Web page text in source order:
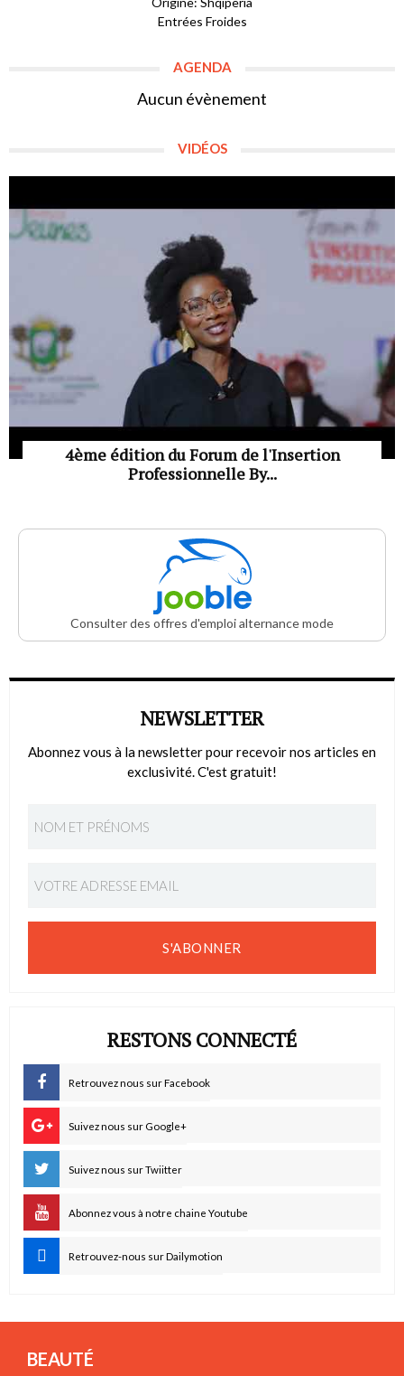
Entrées Froides
AGENDA
Aucun évènement
VIDÉOS
4ème édition du Forum de l'Insertion
Professionnelle By...
Consulter des offres d'emploi alternance mode
NEWSLETTER
Abonnez vous à la newsletter pour recevoir nos articles en
exclusivité. C'est gratuit!
S'ABONNER
RESTONS CONNECTÉ
Retrouvez nous sur Facebook
Suivez nous sur Google+
Suivez nous sur Twiitter
Abonnez vous à notre chaine Youtube
Retrouvez-nous sur Dailymotion
BEAUTÉ